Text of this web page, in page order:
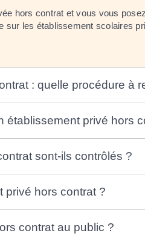
hors contrat et vous vous
les établissement scolaires
: quelle procédure à
établissement privé hors
sont-ils contrôlés ?
privé hors contrat ?
contrat au public ?